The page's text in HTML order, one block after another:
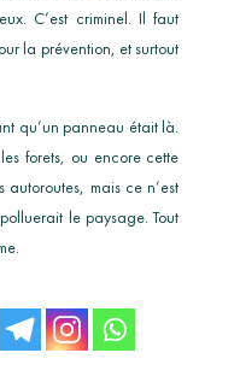
C’est criminel. Il faut
la prévention, et surtout
qu’un panneau était là.
forets, ou encore cette
mais ce n’est
le paysage. Tout